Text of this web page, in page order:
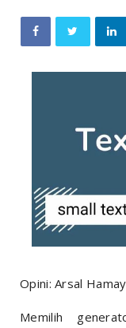
Opini: Arsal
Memilih